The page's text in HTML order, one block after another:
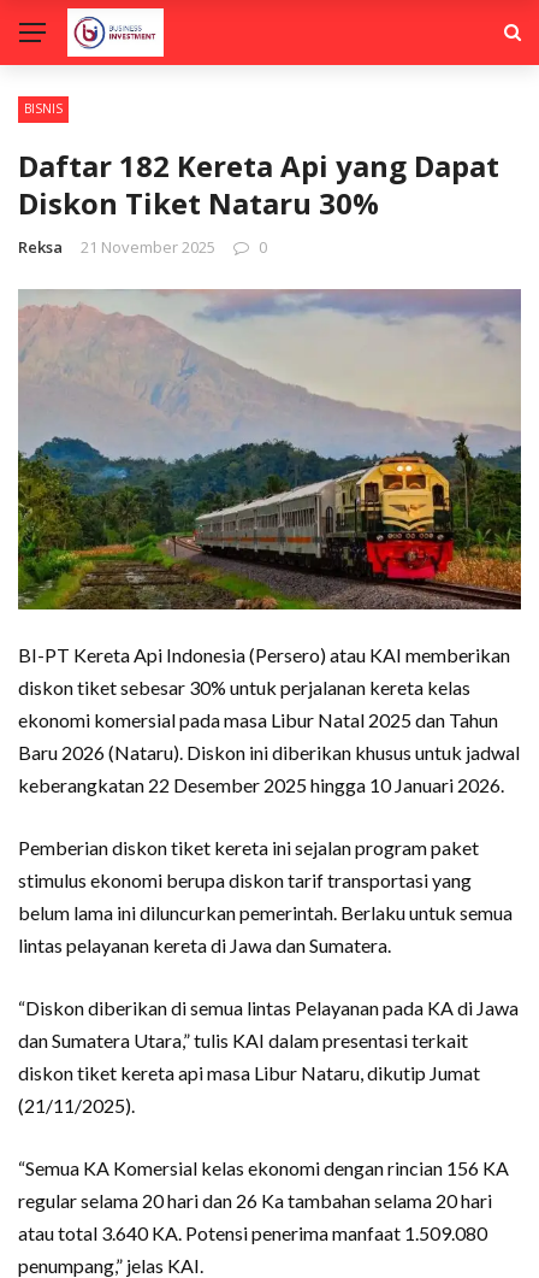
BISNIS
Daftar 182 Kereta Api yang Dapat
Diskon Tiket Nataru 30%
Reksa 21 November 2025 0
BI-PT Kereta Api Indonesia (Persero) atau KAI memberikan
diskon tiket sebesar 30% untuk perjalanan kereta kelas
ekonomi komersial pada masa Libur Natal 2025 dan Tahun
Baru 2026 (Nataru). Diskon ini diberikan khusus untuk jadwal
keberangkatan 22 Desember 2025 hingga 10 Januari 2026.
Pemberian diskon tiket kereta ini sejalan program paket
stimulus ekonomi berupa diskon tarif transportasi yang
belum lama ini diluncurkan pemerintah. Berlaku untuk semua
lintas pelayanan kereta di Jawa dan Sumatera.
“Diskon diberikan di semua lintas Pelayanan pada KA di Jawa
dan Sumatera Utara,” tulis KAI dalam presentasi terkait
diskon tiket kereta api masa Libur Nataru, dikutip Jumat
(21/11/2025).
“Semua KA Komersial kelas ekonomi dengan rincian 156 KA
regular selama 20 hari dan 26 Ka tambahan selama 20 hari
atau total 3.640 KA. Potensi penerima manfaat 1.509.080
penumpang,” jelas KAI.